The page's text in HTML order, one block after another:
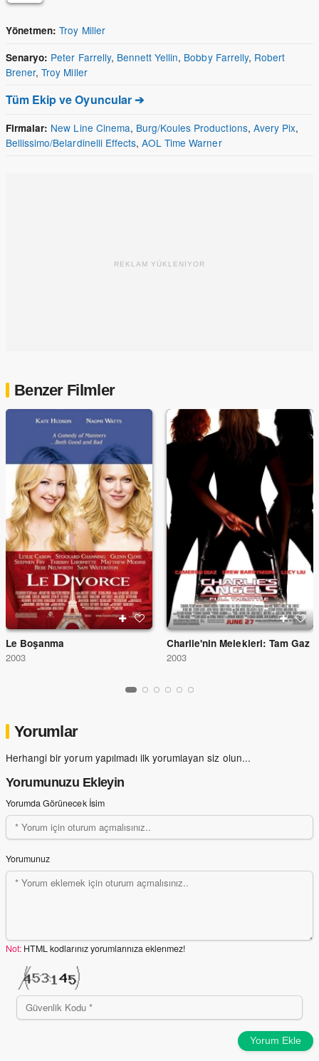
Yönetmen: Troy Miller
Senaryo: Peter Farrelly, Bennett Yellin, Bobby Farrelly, Robert
Brener,Troy Miller
Tüm Ekip ve Oyuncular ➔
Firmalar: New Line Cinema, Burg/Koules Productions, Avery Pix,
Bellissimo/Belardinelli Effects,AOL Time Warner
REKLAM YÜKLENİYOR
Benzer Filmler
Le Boşanma
2003
Charlie'nin Melekleri: Tam Gaz
2003
Yorumlar
Herhangi bir yorum yapılmadı ilk yorumlayan siz olun...
Yorumunuzu Ekleyin
Yorumda Görünecek İsim
Yorumunuz
Not: HTML kodlarınız yorumlarınıza eklenmez!
Yorum Ekle